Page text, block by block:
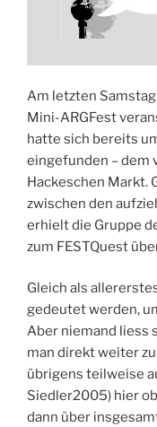
Am letzten
Mini-ARGFest
hatte sich bereits
eingefunden – dem
Hackeschen Markt.
zwischen den
erhielt die Gruppe
zum FESTQuest
Gleich als
gedeutet werden,
Aber niemand liess
man direkt weiter
übrigens teilweise
Siedler2005) hier
dann über